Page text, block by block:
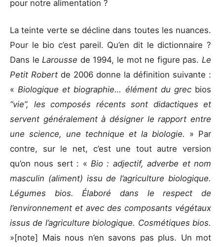
pour notre alimentation ?
La teinte verte se décline dans toutes les nuances.
Pour le bio c’est pareil. Qu’en dit le dictionnaire ?
Dans leLarousse de 1994, le mot ne figure pas.Le
Petit Robert de 2006 donne la définition suivante :
«Biologique et biographie… élément du grec bios
“vie”, les composés récents sont didactiques et
servent généralement à désigner le rapport entre
une science, une technique et la biologie. » Par
contre, sur le net, c’est une tout autre version
qu’on nous sert : « Bio : adjectif, adverbe et nom
masculin (aliment) issu de l’agriculture biologique.
Légumes bios. Élaboré dans le respect de
l’environnement et avec des composants végétaux
issus de l’agriculture biologique. Cosmétiques bios.
»[note] Mais nous n’en savons pas plus. Un mot